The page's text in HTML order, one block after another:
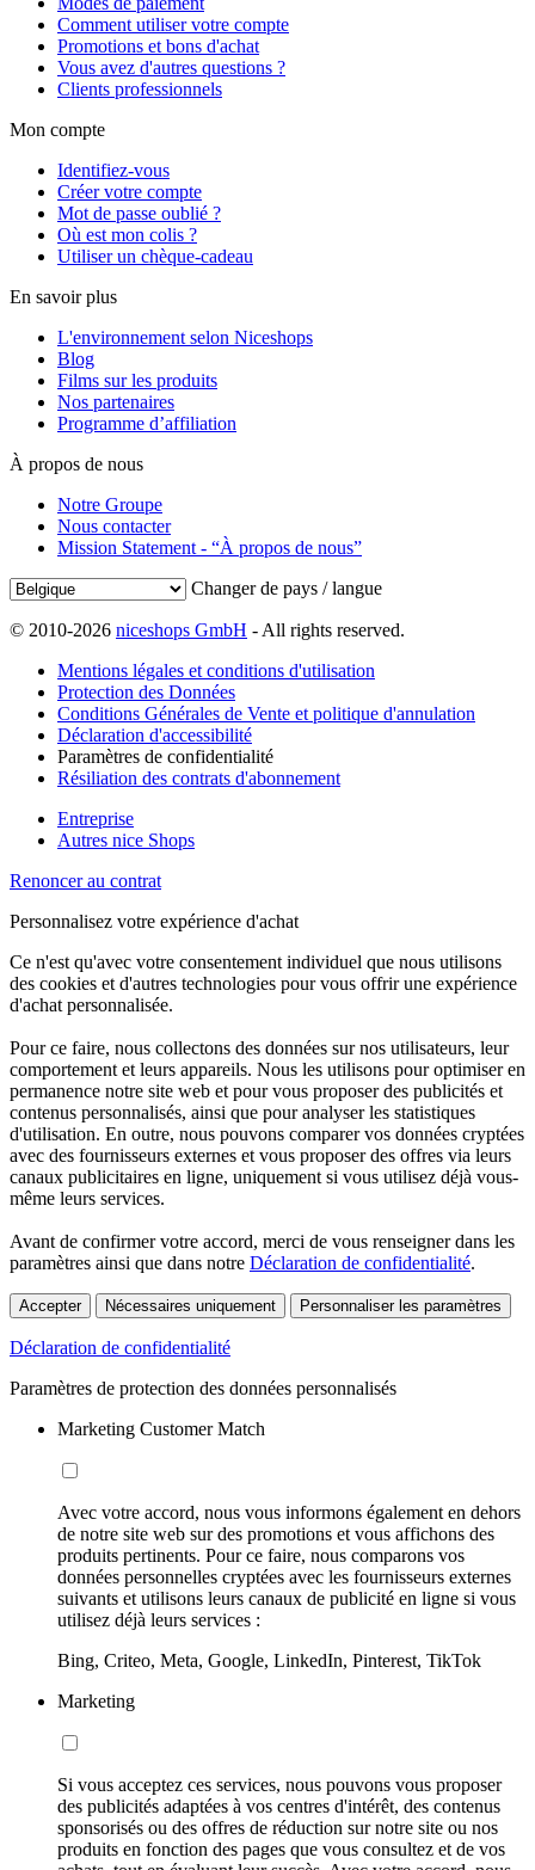
Comment utiliser votre compte
Promotions et bons d'achat
Vous avez d'autres questions ?
Clients professionnels
Mon compte
Identifiez-vous
Créer votre compte
Mot de passe oublié ?
Où est mon colis ?
Utiliser un chèque-cadeau
En savoir plus
L'environnement selon Niceshops
Blog
Films sur les produits
Nos partenaires
Programme d’affiliation
À propos de nous
Notre Groupe
Nous contacter
Mission Statement - “À propos de nous”
Changer de pays / langue
© 2010-2026 niceshops GmbH - All rights reserved.
Mentions légales et conditions d'utilisation
Protection des Données
Conditions Générales de Vente et politique d'annulation
Déclaration d'accessibilité
Paramètres de confidentialité
Résiliation des contrats d'abonnement
Entreprise
Autres nice Shops
Renoncer au contrat
Personnalisez votre expérience d'achat
Ce n'est qu'avec votre consentement individuel que nous utilisons
des cookies et d'autres technologies pour vous offrir une expérience
d'achat personnalisée.
Pour ce faire, nous collectons des données sur nos utilisateurs, leur
comportement et leurs appareils. Nous les utilisons pour optimiser en
permanence notre site web et pour vous proposer des publicités et
contenus personnalisés, ainsi que pour analyser les statistiques
d'utilisation. En outre, nous pouvons comparer vos données cryptées
avec des fournisseurs externes et vous proposer des offres via leurs
canaux publicitaires en ligne, uniquement si vous utilisez déjà vous-
même leurs services.
Avant de confirmer votre accord, merci de vous renseigner dans les
paramètres ainsi que dans notre Déclaration de confidentialité.
Accepter Nécessaires uniquement Personnaliser les paramètres
Déclaration de confidentialité
Paramètres de protection des données personnalisés
Marketing Customer Match
Avec votre accord, nous vous informons également en dehors
de notre site web sur des promotions et vous affichons des
produits pertinents. Pour ce faire, nous comparons vos
données personnelles cryptées avec les fournisseurs externes
suivants et utilisons leurs canaux de publicité en ligne si vous
utilisez déjà leurs services :
Bing, Criteo, Meta, Google, LinkedIn, Pinterest, TikTok
Marketing
Si vous acceptez ces services, nous pouvons vous proposer
des publicités adaptées à vos centres d'intérêt, des contenus
sponsorisés ou des offres de réduction sur notre site ou nos
produits en fonction des pages que vous consultez et de vos